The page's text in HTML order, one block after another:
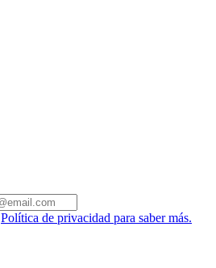
Política de privacidad para saber más.